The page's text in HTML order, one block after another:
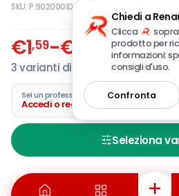
SKU:P.902000100
€1,59-€ IVA incl.
3varianti disponibili
Sei un professionista?
Accedi o registra la tua azienda
Seleziona
Chiedi a
Clicca
prodotto per
informazioni:
consigli d'uso.
Confronta